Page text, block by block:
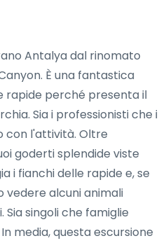
Antalya dal rinomato
È una fantastica
rapide perché presenta il
Sia i professionisti che i
con l'attività. Oltre
goderti splendide viste
i fianchi delle rapide e, se
vedere alcuni animali
singoli che famiglie
media, questa escursione